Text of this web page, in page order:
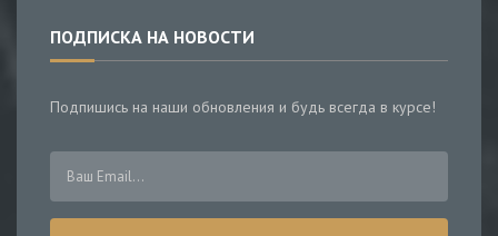
ПОДПИСКА НА НОВОСТИ
Подпишись на наши обновления и будь всегда в курсе!